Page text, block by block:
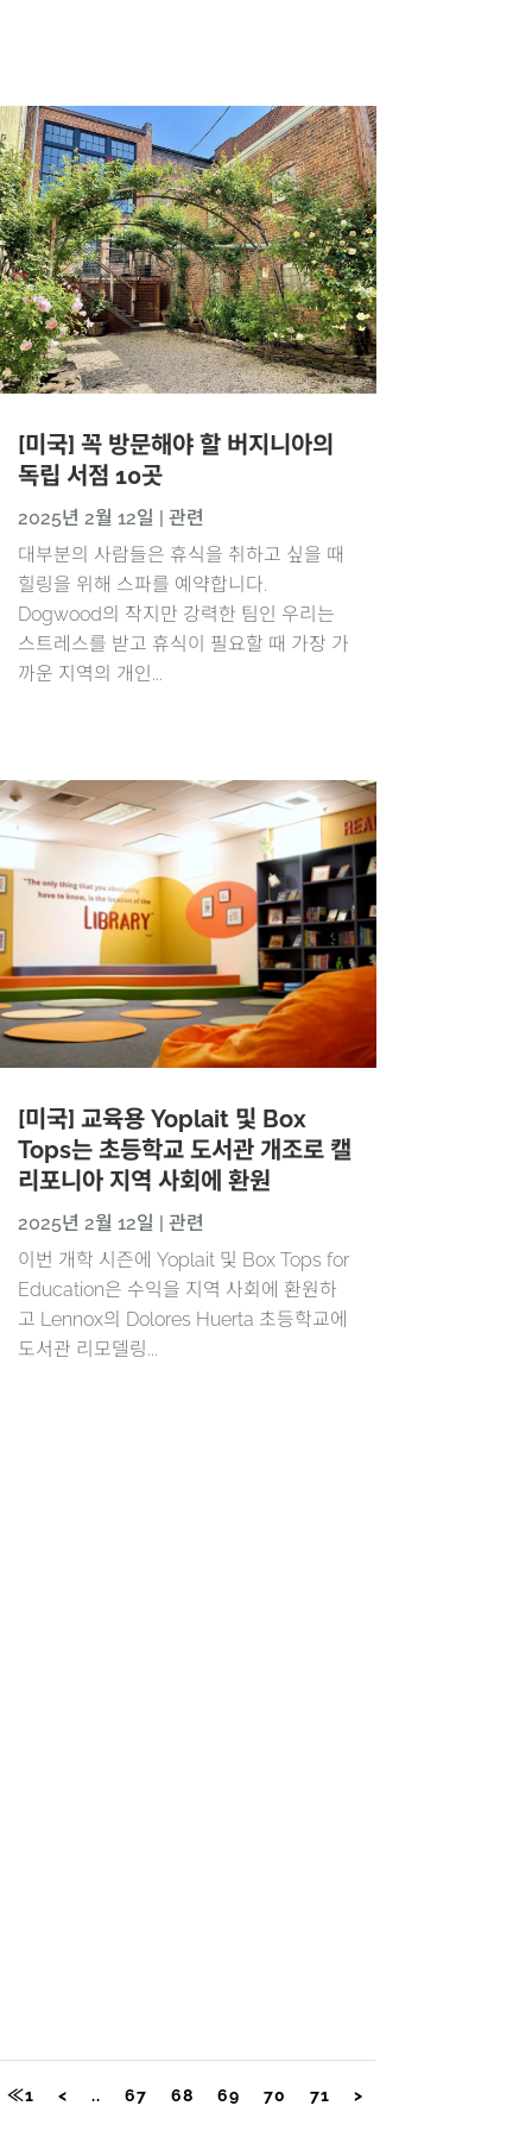
[미국] 꼭 방문해야 할 버지니아의
독립 서점 10곳
2025년 2월 12일 | 관련
대부분의 사람들은 휴식을 취하고 싶을 때
힐링을 위해 스파를 예약합니다.
Dogwood의 작지만 강력한 팀인 우리는
스트레스를 받고 휴식이 필요할 때 가장 가
까운 지역의 개인...
[미국] 교육용 Yoplait 및 Box
Tops는 초등학교 도서관 개조로 캘
리포니아 지역 사회에 환원
2025년 2월 12일
관련
이번 개학 시즌에 Yoplait 및 Box Tops for
Education은 수익을 지역 사회에 환원하
고 Lennox의 Dolores Huerta 초등학교에
도서관 리모델링...
≪1 < .. 67 68 69 70 71 >